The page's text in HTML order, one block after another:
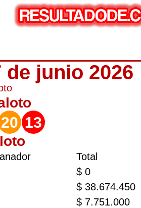
junio 2026
20 13
Total
$ 0
$ 38.674.450
$ 7.751.000